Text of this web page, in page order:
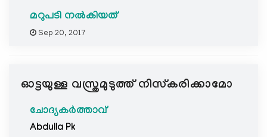
മറുപടി നൽകിയത്
Sep 20, 2017
ഓട്ടയുള്ള വസ്ത്രമുടുത്ത് നിസ്കരിക്കാമോ
ചോദ്യകർത്താവ്
Abdulla Pk